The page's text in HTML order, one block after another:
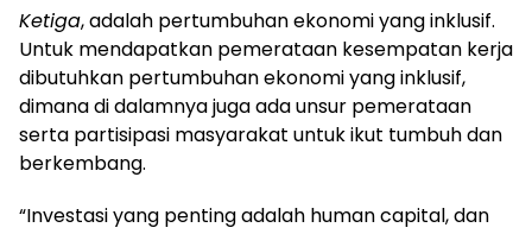
Ketiga, adalah pertumbuhan ekonomi yang inklusif.
Untuk mendapatkan pemerataan kesempatan kerja
dibutuhkan pertumbuhan ekonomi yang inklusif,
dimana di dalamnya juga ada unsur pemerataan
serta partisipasi masyarakat untuk ikut tumbuh dan
berkembang.
“Investasi yang penting adalah human capital, dan